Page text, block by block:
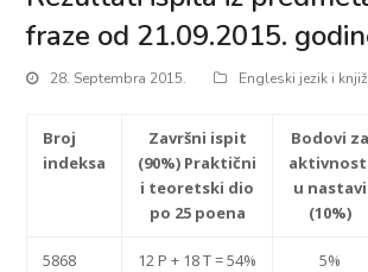
fraze od 21.09.2015.
28. Septembra 2015. Engleski jezik i
Broj
indeksa
Završni ispit
(90%) Praktični
i teoretski dio
po 25 poena
Bodovi za
u nastavi
(10%)
5868 12 P + 18 T = 54% 5%